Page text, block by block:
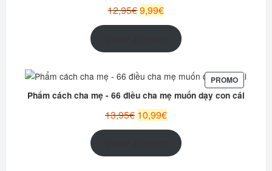
12,95€Le
prix
9,99€Le
prix
actuel
est :
PROMOPRODUIT
EN
Phẩm cách cha mẹ - 66 điều cha mẹ muốn dạy con cái
13,95€ Le
10,99€Le
actuel
est :